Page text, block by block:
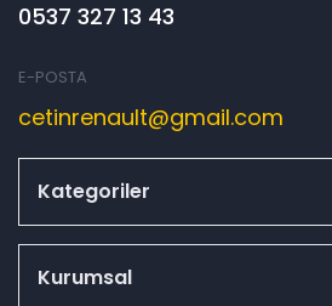
0537 327 13 43
E-POSTA
cetinrenault@gmail.com
Kategoriler
Kurumsal